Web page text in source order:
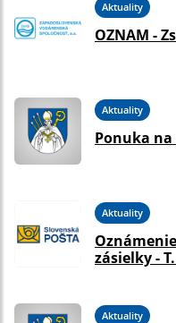
Aktuality
OZNAM -
Aktuality
Ponuka
Aktuality
zásielky -
Aktuality